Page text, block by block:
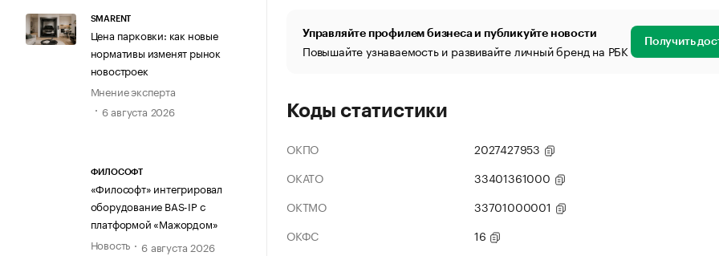
SMARENT
Цена парковки: как новые
нормативы изменят рынок
новостроек
Мнение эксперта
6 августа 2026
ФИЛОСОФТ
«Философт» интегрировал
оборудование BAS-IP с
платформой «Мажордом»
Новость
6 августа 2026
Управляйте профилем бизнеса и публикуйте новости
Повышайте узнаваемость и развивайте личный бренд на РБК Получить
Коды статистики
ОКПО
2027427953
ОКАТО
33401361000
ОКТМО
33701000001
ОКФС
16